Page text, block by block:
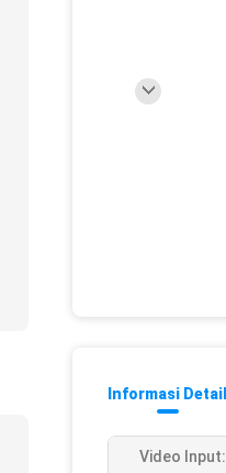
Informasi Detail
Video Input: